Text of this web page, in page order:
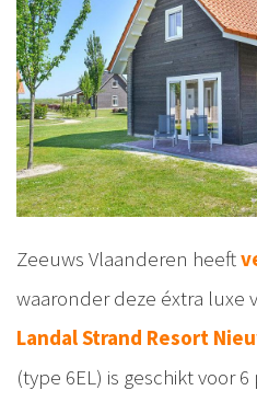
Zeeuws Vlaanderen heeft
waaronder deze éxtra luxe
Landal Strand Resort
(type 6EL) is geschikt voor